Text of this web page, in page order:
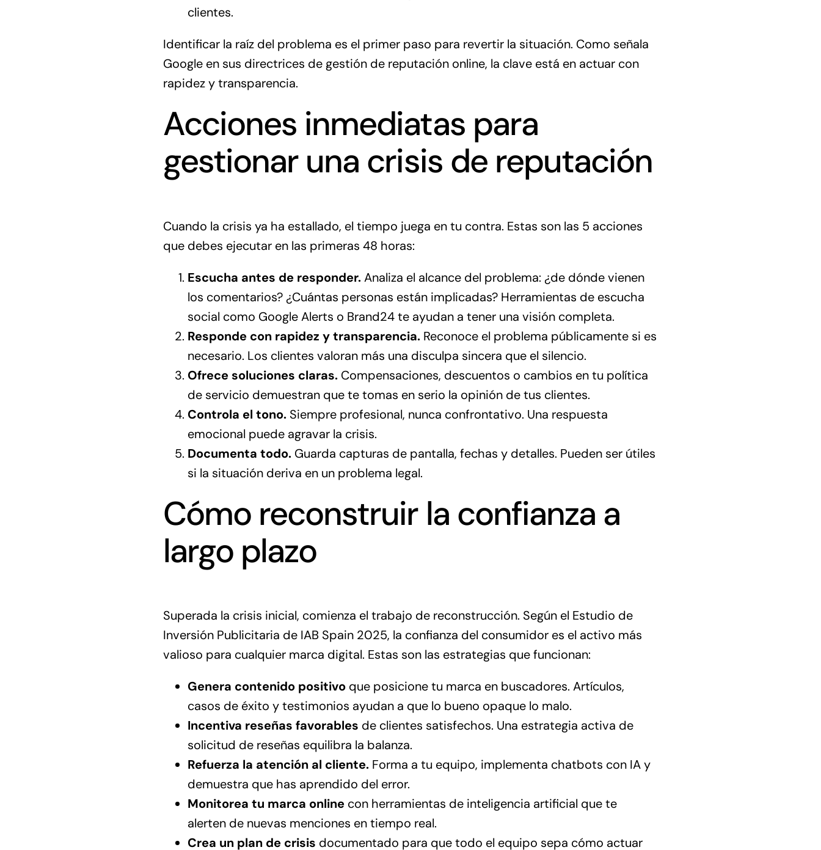
clientes.
Identificar la raíz del problema es el primer paso para revertir la situación. Como señala
Google en sus directrices de gestión de reputación online, la clave está en actuar con
rapidez y transparencia.
Acciones inmediatas para
gestionar una crisis de reputación
Cuando la crisis ya ha estallado, el tiempo juega en tu contra. Estas son las 5 acciones
que debes ejecutar en las primeras 48 horas:
Escucha antes de responder.Analiza el alcance del problema: ¿de dónde vienen
los comentarios? ¿Cuántas personas están implicadas? Herramientas de escucha
social como Google Alerts o Brand24 te ayudan a tener una visión completa.
Responde con rapidez y transparencia.Reconoce el problema públicamente si es
necesario. Los clientes valoran más una disculpa sincera que el silencio.
Ofrece soluciones claras.Compensaciones, descuentos o cambios en tu política
de servicio demuestran que te tomas en serio la opinión de tus clientes.
Controla el tono.Siempre profesional, nunca confrontativo. Una respuesta
emocional puede agravar la crisis.
Documenta todo.Guarda capturas de pantalla, fechas y detalles. Pueden ser útiles
si la situación deriva en un problema legal.
Cómo reconstruir la confianza a
largo plazo
Superada la crisis inicial, comienza el trabajo de reconstrucción. Según el Estudio de
Inversión Publicitaria de IAB Spain 2025, la confianza del consumidor es el activo más
valioso para cualquier marca digital. Estas son las estrategias que funcionan:
Genera contenido positivoque posicione tu marca en buscadores. Artículos,
casos de éxito y testimonios ayudan a que lo bueno opaque lo malo.
Incentiva reseñas favorables de clientes satisfechos. Una estrategia activa de
solicitud de reseñas equilibra la balanza.
Refuerza la atención al cliente.Forma a tu equipo, implementa chatbots con IA y
demuestra que has aprendido del error.
Monitorea tu marca onlinecon herramientas de inteligencia artificial que te
alerten de nuevas menciones en tiempo real.
Crea un plan de crisis documentado para que todo el equipo sepa cómo actuar